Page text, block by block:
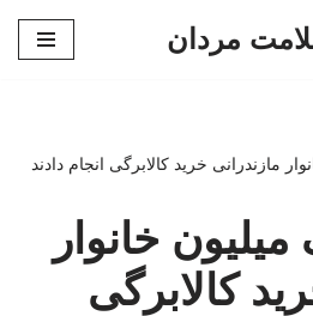
مردان
مازندرانی خرید کالابرگی انجام دادند
خانوار
کالابرگی